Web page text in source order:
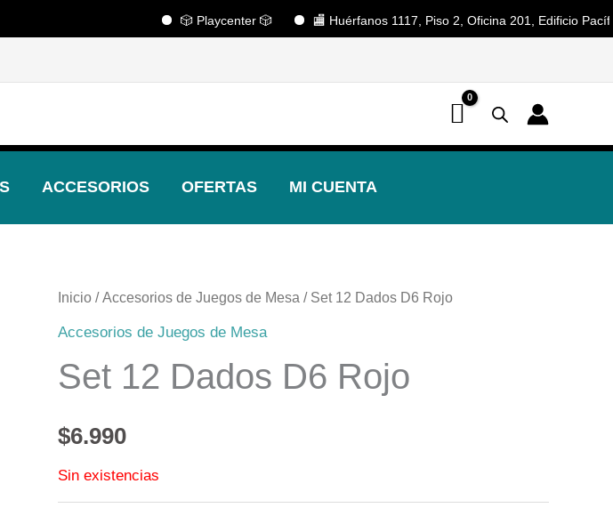
🎲 Playcenter 🎲 🏬 Huérfanos 1117, Piso 2, Oficina 201, Edificio
ACCESORIOS OFERTAS MI CUENTA
Inicio /Accesorios de Juegos de Mesa / Set 12 Dados D6 Rojo
Accesorios de Juegos de Mesa
Set 12 Dados D6 Rojo
$6.990
Sin existencias
📢 ¡OFERTAS! 🔥